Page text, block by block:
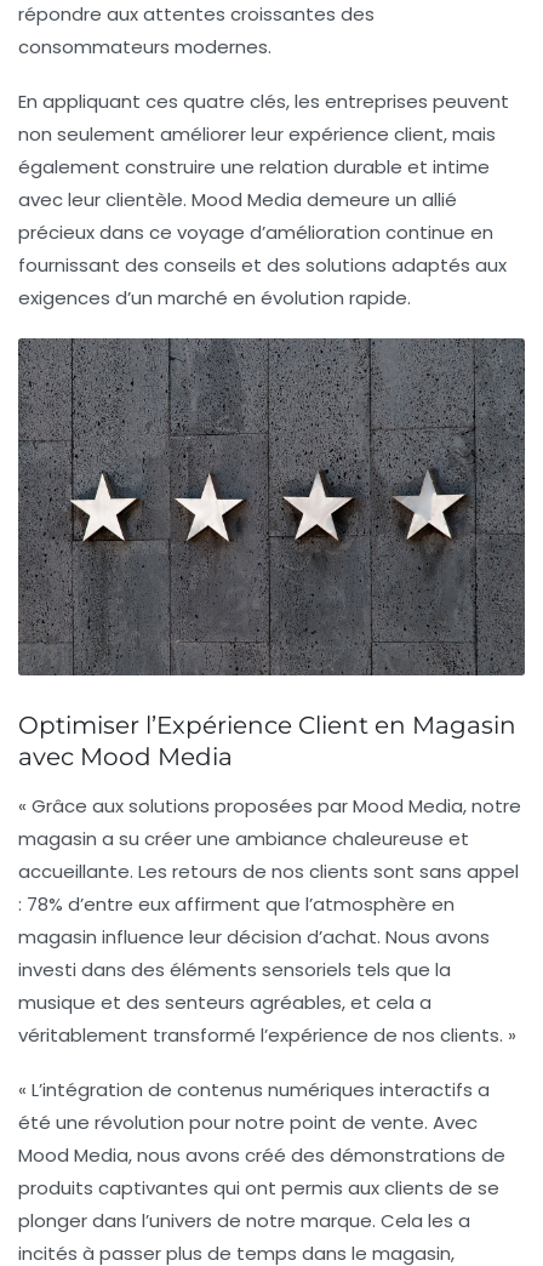
répondre aux attentes croissantes des
consommateurs modernes.
En appliquant ces quatre clés, les entreprises peuvent
non seulement améliorer leurexpérience client, mais
également construire une relation durable et intime
avec leur clientèle. Mood Media demeure un allié
précieux dans ce voyage d’amélioration continue en
fournissant des conseils et des solutions adaptés aux
exigences d’un marché en évolution rapide.
Optimiser l’Expérience Client en Magasin
avec Mood Media
« Grâce aux solutions proposées par Mood Media, notre
magasin a su créer une ambiance chaleureuse et
accueillante. Les retours de nos clients sont sans appel
: 78% d’entre eux affirment que l’atmosphère en
magasin influence leur décision d’achat. Nous avons
investi dans des éléments sensoriels tels que la
musique et des senteurs agréables, et cela a
véritablement transformé l’expérience de nos clients. »
« L’intégration de contenus numériques interactifs a
été une révolution pour notre point de vente. Avec
Mood Media, nous avons créé des démonstrations de
produits captivantes qui ont permis aux clients de se
plonger dans l’univers de notre marque. Cela les a
incités à passer plus de temps dans le magasin,